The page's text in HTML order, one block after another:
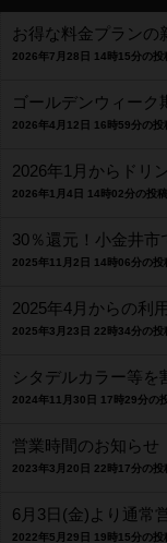
お得な料金プランの
2026年7月28日 14時15分の投
ゴールデンウィー
2026年4月12日 16時59分の投
2026年1月からドリ
2026年1月4日 14時02分の投稿
30％還元！小金井市
2025年11月2日 14時06分の投
2025年4月からの利
2025年3月23日 22時34分の投
シタデルカラー等を
2024年11月30日 17時29分の
営業時間のお知らせ
2023年3月20日 22時17分の投
6月3日(金)より通常
2022年5月29日 19時15分の投